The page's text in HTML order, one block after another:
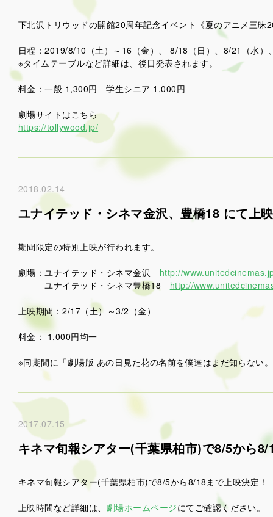
下北沢トリウッドの開館20周年記念イベント《夏のアニメ三
日程：2019/8/10（土）～16（金）、 8/18（日）、8/21（水）
※タイムテーブルなど詳細は、後日発表されます。
料金：一般 1,300円 学生シニア 1,000円
劇場サイトはこちら
https://tollywood.jp/
2018.02.14
ユナイテッド・シネマ金沢、豊橋18 にて上映
期間限定の特別上映が行われます。
劇場：ユナイテッド・シネマ金沢 http://
ユナイテッド・シネマ豊橋18 http://
上映期間：2/17（土）～3/2（金）
料金： 1,000円均一
※同期間に「劇場版 あの日見た花の名前を僕達はまだ知らない
2017.07.15
キネマ旬報シアター(千葉県柏市)で8/5から
キネマ旬報シアター(千葉県柏市)で8/5から8/18まで上映決定！
上映時間など詳細は、 劇場ホームページにてご確認ください。